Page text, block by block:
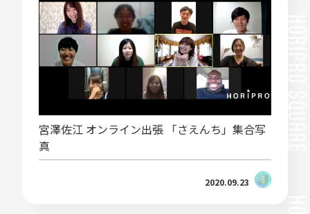
宮澤佐江 オンライン出張 「さえんち」集合写
真
2020.09.23